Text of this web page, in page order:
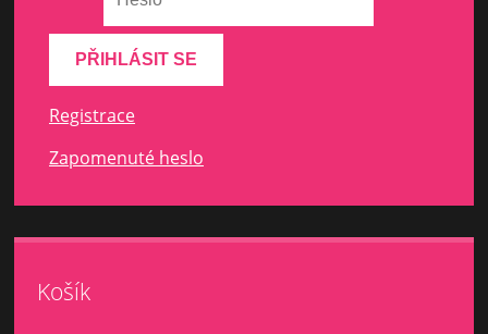
Registrace
Zapomenuté heslo
Košík